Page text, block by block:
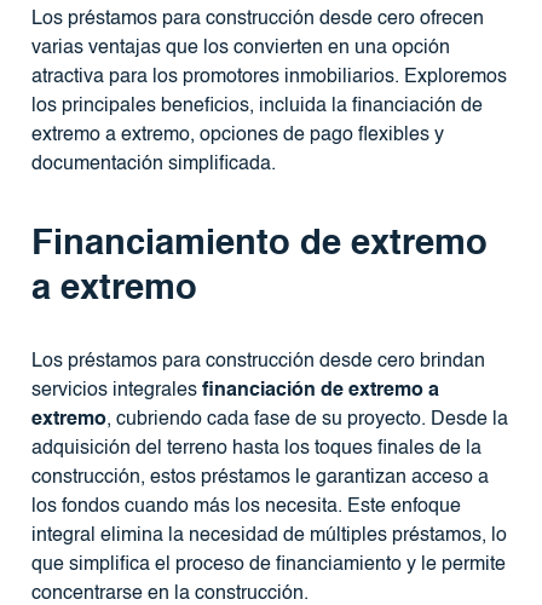
Los préstamos para construcción desde cero ofrecen
varias ventajas que los convierten en una opción
atractiva para los promotores inmobiliarios. Exploremos
los principales beneficios, incluida la financiación de
extremo a extremo, opciones de pago flexibles y
documentación simplificada.
Financiamiento de extremo
a extremo
Los préstamos para construcción desde cero brindan
servicios integrales financiación de extremo a
extremo, cubriendo cada fase de su proyecto. Desde la
adquisición del terreno hasta los toques finales de la
construcción, estos préstamos le garantizan acceso a
los fondos cuando más los necesita. Este enfoque
integral elimina la necesidad de múltiples préstamos, lo
que simplifica el proceso de financiamiento y le permite
concentrarse en la construcción.